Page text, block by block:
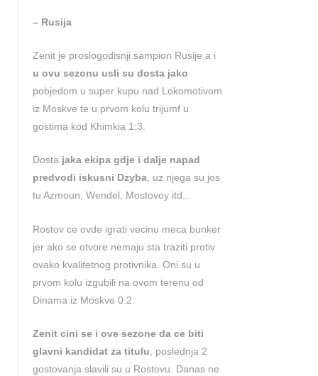
– Rusija
Zenit je proslogodisnji sampion Rusije a i
u ovu sezonu usli su dosta jako
pobjedom u super kupu nad Lokomotivom
iz Moskve te u prvom kolu trijumf u
gostima kod Khimkia 1:3.
Dosta jaka ekipa gdje i dalje napad
predvodi iskusni Dzyba, uz njega su jos
tu Azmoun, Wendel, Mostovoy itd..
Rostov ce ovde igrati vecinu meca bunker
jer ako se otvore nemaju sta traziti protiv
ovako kvalitetnog protivnika. Oni su u
prvom kolu izgubili na ovom terenu od
Dinama iz Moskve 0:2.
Zenit cini se i ove sezone da ce biti
glavni kandidat za titulu, poslednja 2
gostovanja slavili su u Rostovu. Danas ne